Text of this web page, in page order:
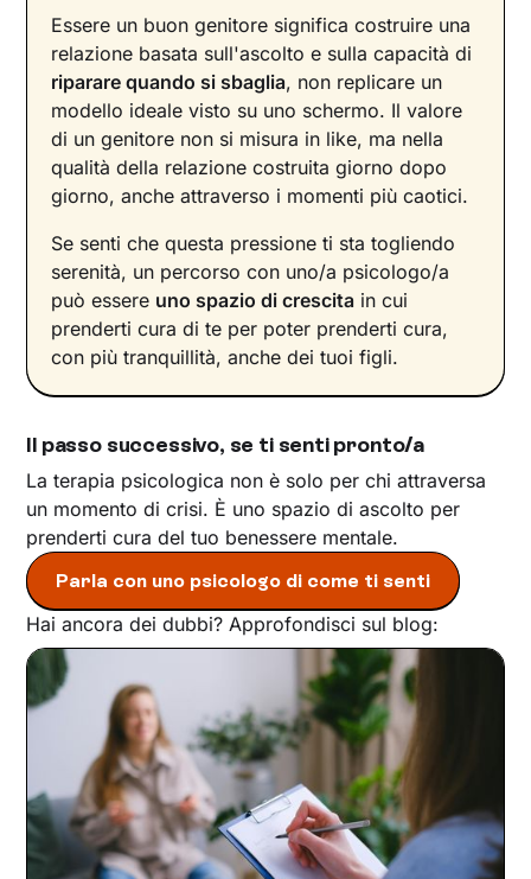
Essere un buon genitore significa costruire una
relazione basata sull'ascolto e sulla capacità di
riparare quando si sbaglia, non replicare un
modello ideale visto su uno schermo. Il valore
di un genitore non si misura in like, ma nella
qualità della relazione costruita giorno dopo
giorno, anche attraverso i momenti più caotici.
Se senti che questa pressione ti sta togliendo
serenità, un percorso con uno/a psicologo/a
può essere uno spazio di crescita in cui
prenderti cura di te per poter prenderti cura,
con più tranquillità, anche dei tuoi figli.
Il passo successivo, se ti senti pronto/a
La terapia psicologica non è solo per chi attraversa
un momento di crisi. È uno spazio di ascolto per
prenderti cura del tuo benessere mentale.
Parla con uno psicologo di come ti senti
Hai ancora dei dubbi? Approfondisci sul blog: